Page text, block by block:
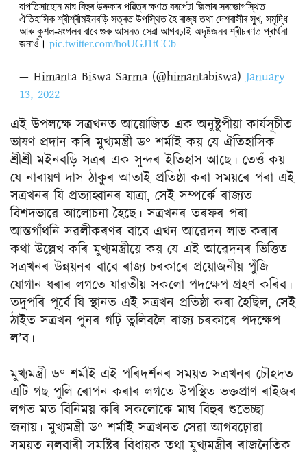
বাপতিসাহোন মাঘ বিহুৰ উৰুকাৰ পৱিত্ৰ ক্ষণত বৰপেটা জিলাৰ সৰভোগস্থিত
ঐতিহাসিক শ্ৰীশ্ৰীমইনবড়ি সত্ৰত উপস্থিত হৈ ৰাজ্য তথা দেশবাসীৰ সুখ, সমৃদ্ধি
আৰু কুশল-মংগলৰ বাবে গুৰু আসনত সেৱা আগবঢ়াই অদৃষ্টজনৰ শ্ৰীচৰণত প্ৰাৰ্থনা
জনাওঁ। pic.twitter.com/hoUGJ1tCCb
— Himanta Biswa Sarma (@himantabiswa)January
13, 2022
এই উপলক্ষে সত্ৰখনত আয়োজিত এক অনুষ্টুপীয়া কাৰ্যসূচীত
ভাষণ প্রদান কৰি মুখ্যমন্ত্ৰী ড° শর্মাই কয় যে ঐতিহাসিক
শ্ৰীশ্ৰী মইনবড়ি সত্ৰৰ এক সুন্দৰ ইতিহাস আছে। তেওঁ কয়
যে নাৰায়ণ দাস ঠাকুৰ আতাই প্রতিষ্ঠা কৰা সময়ৰে পৰা এই
সত্ৰখনৰ যি প্ৰত্যাহ্বানৰ যাত্ৰা, সেই সম্পৰ্কে ৰাজ্যত
বিশদভাৱে আলোচনা হৈছে। সত্ৰখনৰ তৰফৰ পৰা
আন্তগাঁথনি সৱলীকৰণৰ বাবে এখন আৱেদন লাভ কৰাৰ
কথা উল্লেখ কৰি মুখ্যমন্ত্ৰীয়ে কয় যে এই আৱেদনৰ ভিত্তিত
সত্ৰখনৰ উন্নয়নৰ বাবে ৰাজ্য চৰকাৰে প্ৰয়োজনীয় পুঁজি
যোগান ধৰাৰ লগতে যাৱতীয় সকলো পদক্ষেপ গ্ৰহণ কৰিব।
তদুপৰি পূৰ্বে যি স্থানত এই সত্ৰখন প্ৰতিষ্ঠা কৰা হৈছিল, সেই
ঠাইত সত্ৰখন পুনৰ গঢ়ি তুলিবলৈ ৰাজ্য চৰকাৰে পদক্ষেপ
ল’ব।
মুখ্যমন্ত্ৰী ড° শৰ্মাই এই পৰিদৰ্শনৰ সময়ত সত্ৰখনৰ চৌহদত
এটি গছ পুলি ৰোপন কৰাৰ লগতে উপস্থিত ভক্তপ্ৰাণ ৰাইজৰ
লগত মত বিনিময় কৰি সকলোকে মাঘ বিহুৰ শুভেচ্ছা
জনায়। মুখ্যমন্ত্রী ড° শৰ্মাই সত্ৰখনত সেৱা আগবঢ়োৱা
সময়ত নলবাৰী সমষ্টিৰ বিধায়ক তথা মুখ্যমন্ত্ৰীৰ ৰাজনৈতিক